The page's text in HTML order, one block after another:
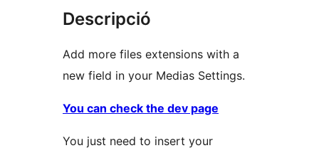
Descripció
Add more files extensions with a
new field in your Medias Settings.
You can check the dev page
You just need to insert your